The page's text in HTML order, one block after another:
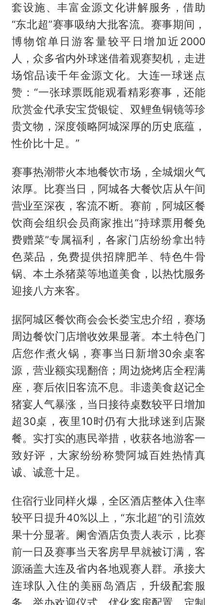
套设施、丰富金源文化讲解服务，借助
“东北超”赛事吸纳大批客流。赛事期间，
博物馆单日游客量较平日增加近2000
人，众多省内外球迷借着观赛契机，走进
场馆品读千年金源文化。大连一球迷点
赞：“一张球票既能观看精彩赛事，还能
欣赏金代承安宝货银锭、双鲤鱼铜镜等珍
贵文物，深度领略阿城深厚的历史底蕴，
性价比十足。”
赛事热潮带火本地餐饮市场，全城烟火气
浓厚。比赛当日，阿城各大餐饮店从午间
营业至深夜，客流不断。赛前，阿城区餐
饮商会组织会员商家推出“持球票用餐免
费赠菜”专属福利，各家门店纷纷拿出特
色菜品，免费提供招牌肥羊、特色牛骨
锅、本土杀猪菜等地道美食，以热忱服务
迎接八方来客。
据阿城区餐饮商会会长娄宝忠介绍，赛场
周边餐饮门店增收效果显著。本土特色门
店您作煮火锅，赛事当日新增30余桌客
源，营业额实现翻倍；周边烧烤店全程满
座，赛后依旧客流不息。非遗美食赵记全
猪宴人气暴涨，当日接待桌数较平日增加
超30桌，夜里10时仍有大批球迷到店聚
餐。实打实的惠民举措，收获各地游客一
致好评，大家纷纷称赞阿城百姓热情真
诚、诚意十足。
住宿行业同样火爆，全区酒店整体入住率
较平日提升40%以上，“东北超”的引流效
果十分显著。阑舍酒店负责人表示，比赛
前一日及赛事当天客房早早就被订满，客
源涵盖大连及省内各地观赛人群。承接大
连球队入住的美丽岛酒店，升级配套服
务，举办欢迎仪式、优化客房配置、定制